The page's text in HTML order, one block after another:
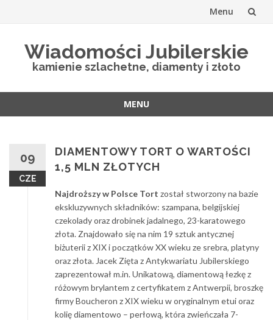
Menu
Wiadomości Jubilerskie
kamienie szlachetne, diamenty i złoto
MENU
09
CZE
DIAMENTOWY TORT O WARTOŚCI
1,5 MLN ZŁOTYCH
Najdroższy w Polsce Tort został stworzony na bazie
ekskluzywnych składników: szampana, belgijskiej
czekolady oraz drobinek jadalnego, 23-karatowego
złota. Znajdowało się na nim 19 sztuk antycznej
biżuterii z XIX i początków XX wieku ze srebra, platyny
oraz złota. Jacek Zięta z Antykwariatu Jubilerskiego
zaprezentował m.in. Unikatową, diamentową łezkę z
różowym brylantem z certyfikatem z Antwerpii, broszkę
firmy Boucheron z XIX wieku w oryginalnym etui oraz
kolię diamentowo – perłową, która zwieńczała 7-